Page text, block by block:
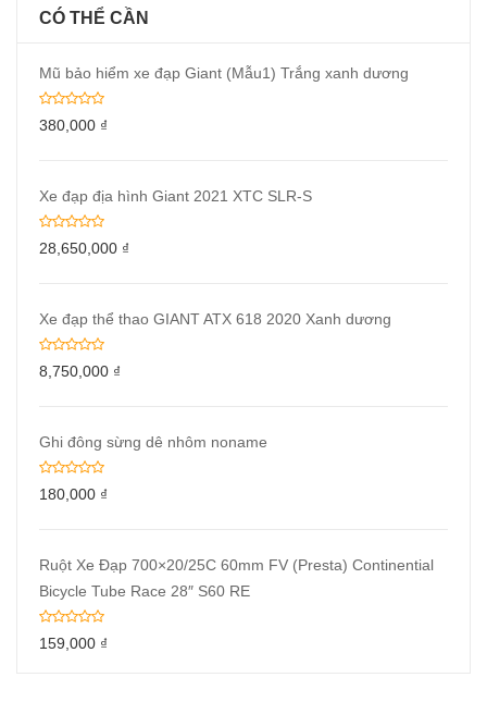
CÓ THỂ CẦN
Mũ bảo hiểm xe đạp Giant (Mẫu1) Trắng xanh dương
380,000 ₫
Xe đạp địa hình Giant 2021 XTC SLR-S
28,650,000 ₫
Xe đạp thể thao GIANT ATX 618 2020 Xanh dương
8,750,000 ₫
Ghi đông sừng dê nhôm noname
180,000 ₫
Ruột Xe Đạp 700×20/25C 60mm FV (Presta) Continential
Bicycle Tube Race 28″ S60 RE
159,000 ₫